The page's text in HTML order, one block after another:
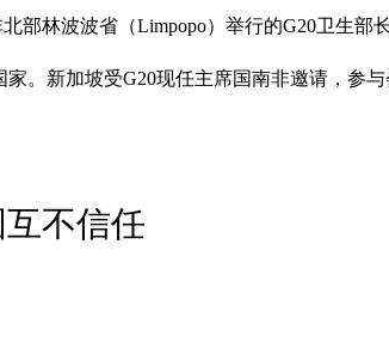
部林波波省（Limpopo）举行的G20卫生部
。新加坡受G20现任主席国南非邀请，参与
不信任